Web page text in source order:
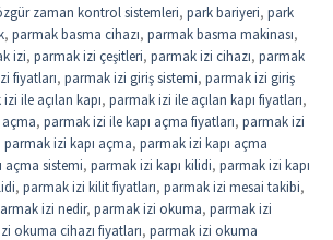
zaman kontrol sistemleri, park bariyeri, park
, parmak basma cihazı, parmak basma makinası,
izi, parmak izi çeşitleri, parmak izi cihazı, parmak
fiyatları, parmak izi giriş sistemi, parmak izi giriş
ile açılan kapı, parmak izi ile açılan kapı fiyatları,
, parmak izi ile kapı açma fiyatları, parmak izi
parmak izi kapı açma, parmak izi kapı açma
açma sistemi, parmak izi kapı kilidi, parmak izi kapı
, parmak izi kilit fiyatları, parmak izi mesai takibi,
izi nedir, parmak izi okuma, parmak izi
okuma cihazı fiyatları, parmak izi okuma